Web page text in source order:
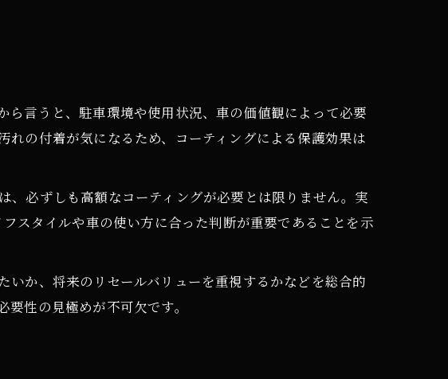
ポイント
ント
コツ
リット解説
富に解説
その効果
度向上術
方
言うと、駐車環境や使用状況、車の価値観によって必要
の付着が気になるため、コーティングによる保護効果は
必ずしも高額なコーティングが必要とは限りません。実
スタイルや車の使い方に合った判断が重要であることを示
か、将来のリセールバリューを重視するかなどを総合的
性の見極めが不可欠です。